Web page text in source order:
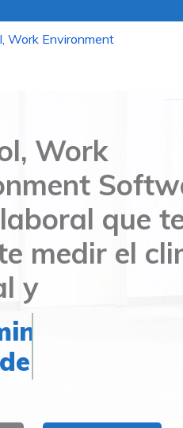
Work
que
medir el
y
mejora